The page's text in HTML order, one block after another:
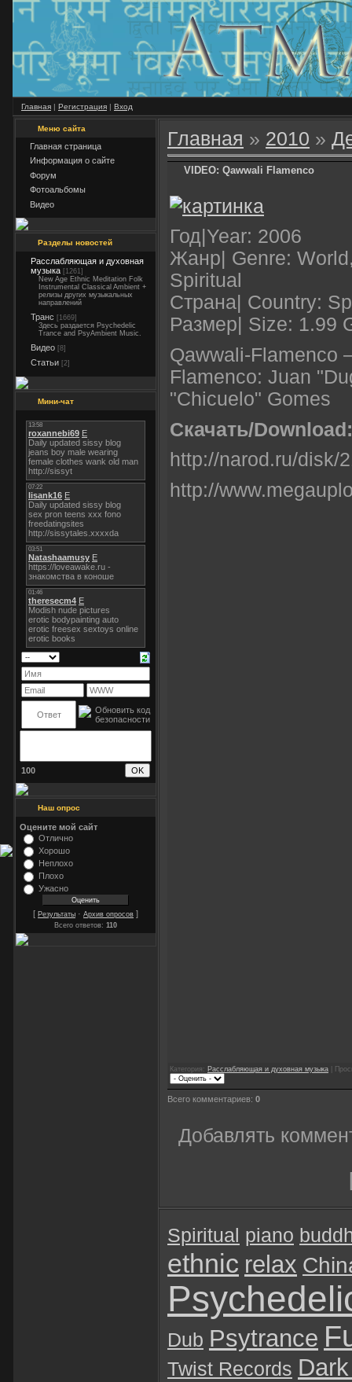
Главная | Регистрация | Вход
Меню сайта
Главная страница
Информация о сайте
Форум
Фотоальбомы
Видео
Разделы новостей
Расслабляющая и духовная
музыка [1261]
New Age Ethnic Meditation Folk
Instrumental Classical Ambient +
релизы других музыкальных
направлений
Транс [1669]
Здесь раздается Psychedelic
Trance and PsyAmbient Music.
Видео [8]
Статьи [2]
Мини-чат
100
Наш опрос
Оцените мой сайт
Отлично
Хорошо
Неплохо
Плохо
Ужасно
[ Результаты · Архив опросов ]
Всего ответов: 110
Главная » 2010 »
VIDEO: Qawwali Flamenco
Год|Year: 2006
Жанр| Genre:
Spiritual
Страна| Country:
Размер| Size: 1.99
Qawwali-Flamenco
Flamenco: Juan
"Chicuelo" Gomes
Скачать/Download:
http://narod.ru/disk/
http://
Категория: Расслабляющая и духовная музыка |
Всего комментариев: 0
Добавлять
Spiritual piano
ethnic relax
Dub Psytrance
Twist Records